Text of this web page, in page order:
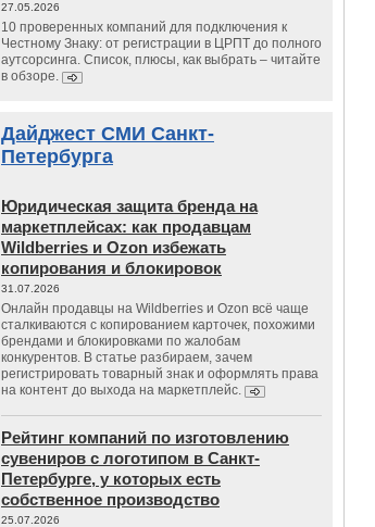
27.05.2026
10 проверенных компаний для подключения к
Честному Знаку: от регистрации в ЦРПТ до полного
аутсорсинга. Список, плюсы, как выбрать – читайте
в обзоре.
Дайджест СМИ Санкт-
Петербурга
Юридическая защита бренда на
маркетплейсах: как продавцам
Wildberries и Ozon избежать
копирования и блокировок
31.07.2026
Онлайн продавцы на Wildberries и Ozon всё чаще
сталкиваются с копированием карточек, похожими
брендами и блокировками по жалобам
конкурентов. В статье разбираем, зачем
регистрировать товарный знак и оформлять права
на контент до выхода на маркетплейс.
Рейтинг компаний по изготовлению
сувениров с логотипом в Санкт-
Петербурге, у которых есть
собственное производство
25.07.2026